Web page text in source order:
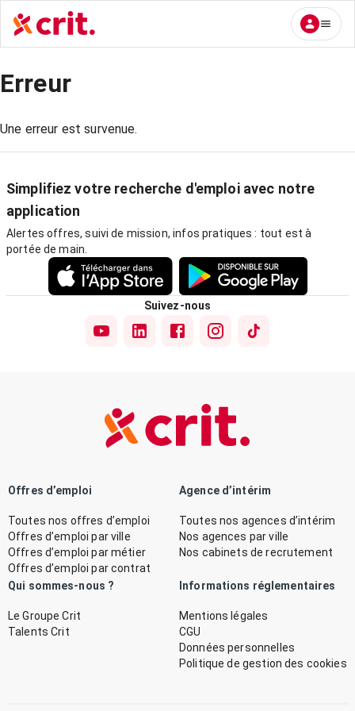
Erreur
Une erreur est survenue.
Simplifiez votre recherche d'emploi avec notre
application
Alertes offres, suivi de mission, infos pratiques : tout est à
portée de main.
Suivez-nous
Offres d’emploi
Toutes nos offres d’emploi
Offres d’emploi par ville
Offres d’emploi par métier
Offres d’emploi par contrat
Agence d’intérim
Toutes nos agences d’intérim
Nos agences par ville
Nos cabinets de recrutement
Qui sommes-nous ?
Le Groupe Crit
Talents Crit
Informations réglementaires
Mentions légales
CGU
Données personnelles
Politique de gestion des cookies